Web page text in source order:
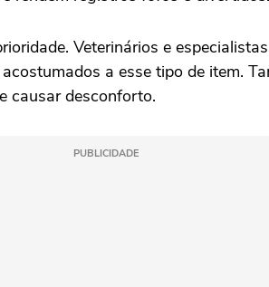
Veterinários e
a esse tipo de item.
causar desconforto.
PUBLICIDADE